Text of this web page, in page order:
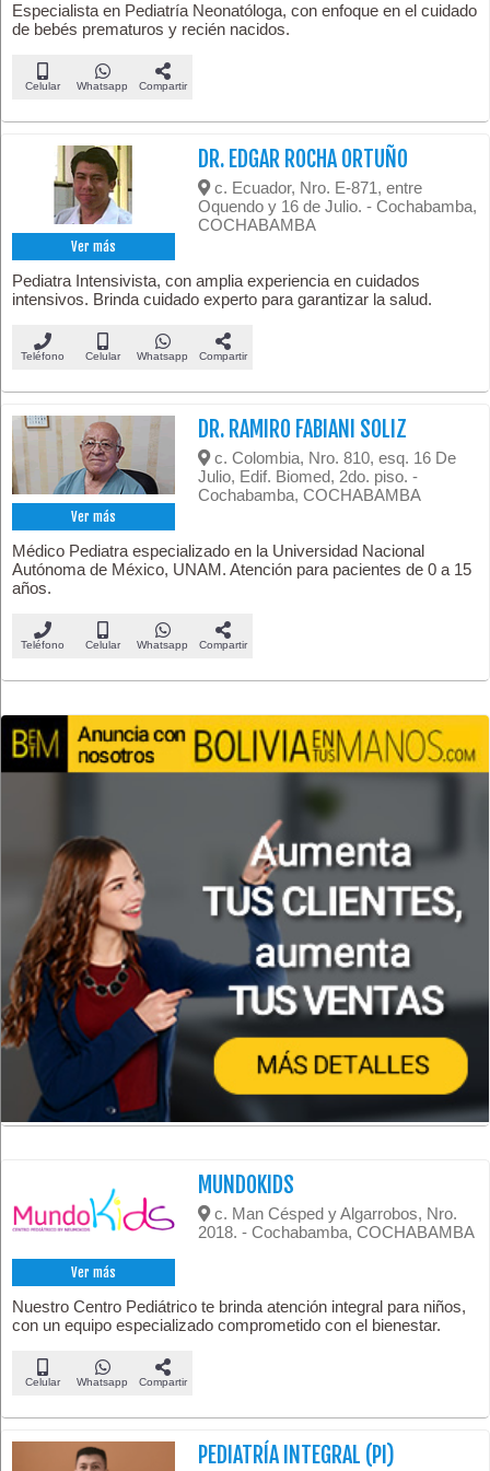
Especialista en Pediatría Neonatóloga, con enfoque en el cuidado
de bebés prematuros y recién nacidos.
Celular Whatsapp Compartir
Ver más
DR. EDGAR ROCHA ORTUÑO
c. Ecuador, Nro. E-871, entre
Oquendo y 16 de Julio. - Cochabamba,
COCHABAMBA
Pediatra Intensivista, con amplia experiencia en cuidados
intensivos. Brinda cuidado experto para garantizar la salud.
Teléfono Celular Whatsapp Compartir
Ver más
DR. RAMIRO FABIANI SOLIZ
c. Colombia, Nro. 810, esq. 16 De
Julio, Edif. Biomed, 2do. piso. -
Cochabamba, COCHABAMBA
Médico Pediatra especializado en la Universidad Nacional
Autónoma de México, UNAM. Atención para pacientes de 0 a 15
años.
Teléfono Celular Whatsapp Compartir
Ver más
MUNDOKIDS
c. Man Césped y Algarrobos, Nro.
2018. - Cochabamba, COCHABAMBA
Nuestro Centro Pediátrico te brinda atención integral para niños,
con un equipo especializado comprometido con el bienestar.
Celular Whatsapp Compartir
PEDIATRÍA INTEGRAL (PI)